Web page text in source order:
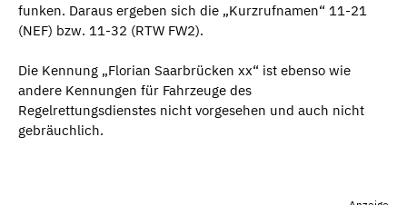
funken. Daraus ergeben sich die „Kurzrufnamen“ 11-21
(NEF) bzw. 11-32 (RTW FW2).
Die Kennung „Florian Saarbrücken xx“ ist ebenso wie
andere Kennungen für Fahrzeuge des
Regelrettungsdienstes nicht vorgesehen und auch nicht
gebräuchlich.